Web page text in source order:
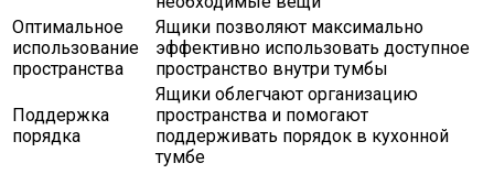
Оптимальное
использование
пространства
Ящики позволяют максимально
эффективно использовать доступное
пространство внутри тумбы
Поддержка
порядка
Ящики облегчают организацию
пространства и помогают
поддерживать порядок в кухонной
тумбе